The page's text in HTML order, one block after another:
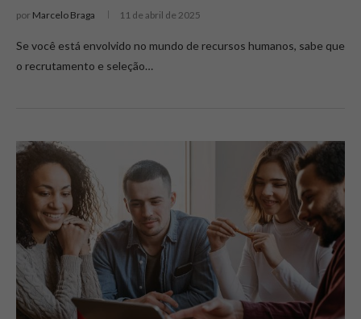
por Marcelo Braga 11 de abril de 2025
Se você está envolvido no mundo de recursos humanos, sabe que
o recrutamento e seleção…